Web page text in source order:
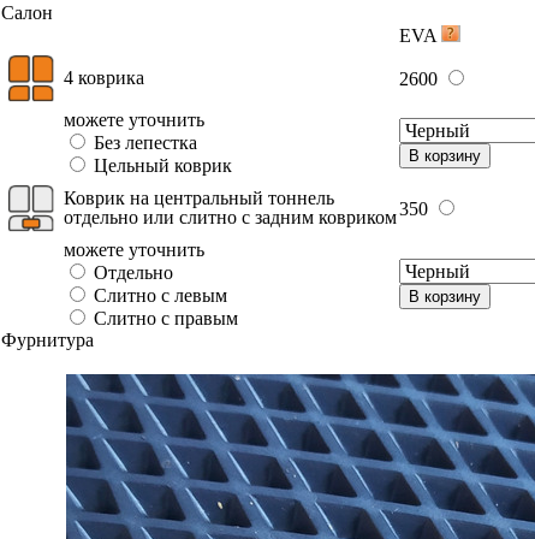
Салон
EVA
4 коврика 2600
можете уточнить
Без лепестка
Цельный коврик
В корзину
Коврик на центральный тоннель
отдельно или слитно с задним ковриком350
можете уточнить
Отдельно
Слитно с левым
Слитно с правым
В корзину
Фурнитура